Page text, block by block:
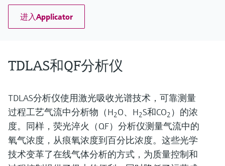
进入Applicator
TDLAS和QF分析仪
TDLAS分析仪使用激光吸收光谱技术，可靠测量
过程工艺气流中分析物（H2O、H2S和CO2 ）的浓
度。同样，荧光淬火（QF）分析仪测量气流中的
氧气浓度，从痕氧浓度到百分比浓度。这些光学
技术变革了在线气体分析的方式，为质量控制和